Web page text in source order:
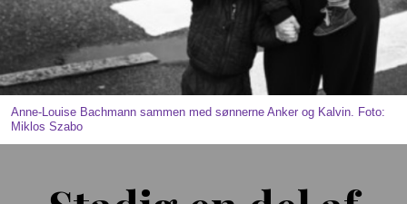
Anne-Louise Bachmann sammen med sønnerne Anker og Kalvin. Foto:
Miklos Szabo